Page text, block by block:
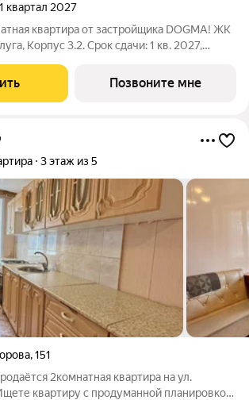
квартал 2027
квартира от застройщика DOGMA! ЖК
Корпус 3.2. Срок сдачи: 1 кв. 2027,
Оки, предлагает уникальное
Позвоните мне
3 этаж из 5
,151
2комнатная квартира на ул.
квартиру с продуманной планировкой